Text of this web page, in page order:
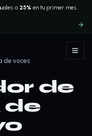
o 25% en tu primer mes.
de voces
de
de